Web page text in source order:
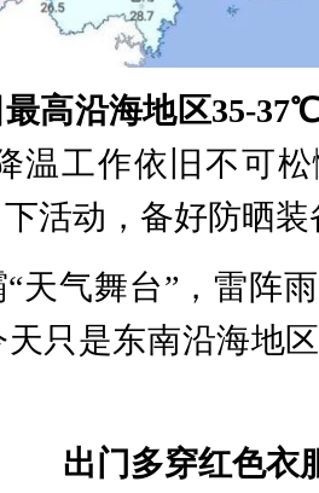
高沿海地区35-
温工作依旧不可
活动，备好防晒装
天气舞台”，雷阵
只是东南沿海地
出门多穿红色衣